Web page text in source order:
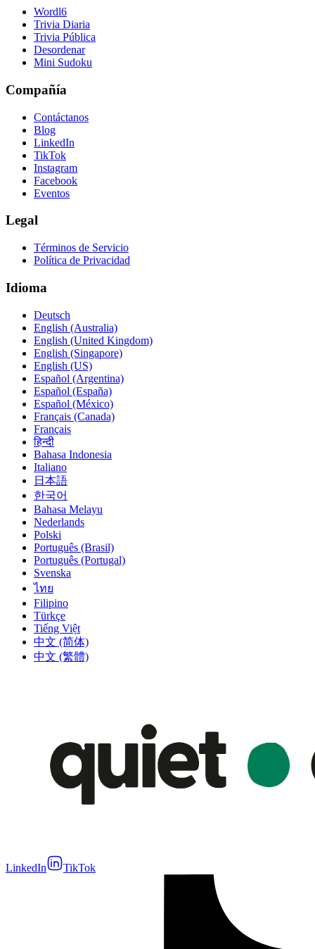
Wordl6
Trivia Diaria
Trivia Pública
Desordenar
Mini Sudoku
Compañía
Contáctanos
Blog
LinkedIn
TikTok
Instagram
Facebook
Eventos
Legal
Términos de Servicio
Política de Privacidad
Idioma
Deutsch
English (Australia)
English (United Kingdom)
English (Singapore)
English (US)
Español (Argentina)
Español (España)
Español (México)
Français (Canada)
Français
हिन्दी
Bahasa Indonesia
Italiano
日本語
한국어
Bahasa Melayu
Nederlands
Polski
Português (Brasil)
Português (Portugal)
Svenska
ไทย
Filipino
Türkçe
Tiếng Việt
中文 (简体)
中文 (繁體)
LinkedIn TikTok